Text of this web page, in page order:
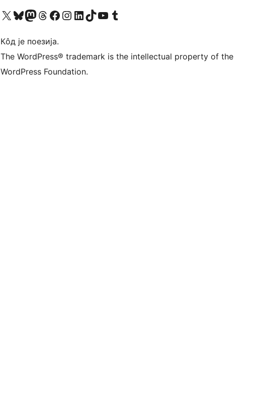
Visit our X (formerly Twitter) account
Посетите наш Bluesky налог
Visit our Mastodon account
Посетите наш налог на Threads-у Visit our Facebook page
Посетите наш Инстаграм налог
Visit our LinkedIn account
Посетите наш TikTok налог
Visit our YouTube channel
Посетите наш Tumblr налог
Кôд је поезија.
The WordPress® trademark is the intellectual property of the
WordPress Foundation.